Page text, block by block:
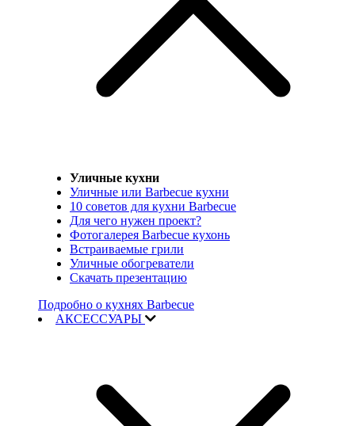
Уличные кухни
Уличные или Barbecue кухни
10 советов для кухни Barbecue
Для чего нужен проект?
Фотогалерея Barbecue кухонь
Встраиваемые грили
Уличные обогреватели
Скачать презентацию
Подробно о кухнях Barbecue
АКСЕССУАРЫ